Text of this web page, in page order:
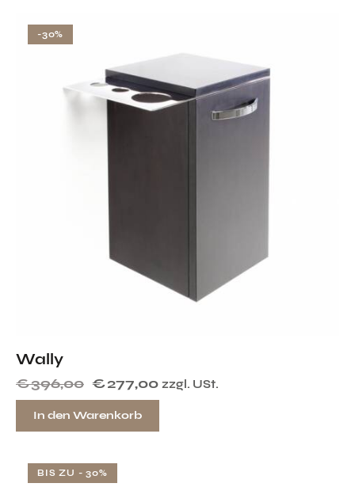
-30%
Wally
€396,00 €277,00 zzgl. USt.
In den Warenkorb
BIS ZU - 30%